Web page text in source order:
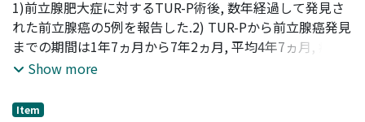
福岡, 洋;武田, 光正;野村, 栄;芝, 龍寛;坂西, 晴三;
Fukuoka, Hiroshi;Takeda, Mitsumasa;Nomura, Sakae;
Shiba, Tatsuhiro;Sakanishi, Seizou
1)前立腺肥大症に対するTUR-P術後, 数年経過して発見さ
れた前立腺癌の5例を報告した.2) TUR-Pから前立腺癌発見
までの期間は1年7ヵ月から7年2ヵ月, 平均4年7ヵ月, 癌の
発生頻度は1.2%であった.3)前立腺癌発見のきっかけとな
道内の腫瘤が4例にみられ, TUR-P術後に発生した前立腺癌
Show more
Item